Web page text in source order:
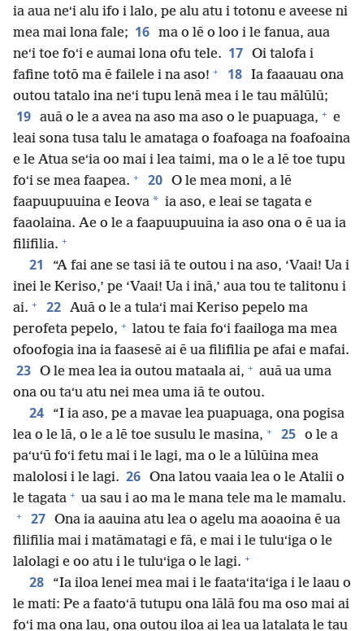
ia aua neʻi alu ifo i lalo, pe alu atu i totonu e aveese ni
mea mai lona fale; 16 ma o lē o loo i le fanua, aua
neʻi toe foʻi e aumai lona ofu tele. 17 Oi talofa i
fafine totō ma ē failele i na aso! + 18 Ia faaauau ona
outou tatalo ina neʻi tupu lenā mea i le tau mālūlū;
19 auā o le a avea na aso ma aso o le puapuaga, + e
leai sona tusa talu le amataga o foafoaga na foafoaina
e le Atua seʻia oo mai i lea taimi, ma o le a lē toe tupu
foʻi se mea faapea. + 20 O le mea moni, a lē
faapuupuuina e Ieova * ia aso, e leai se tagata e
faaolaina. Ae o le a faapuupuuina ia aso ona o ē ua ia
filifilia. +
21
“A fai ane se tasi iā te outou i na aso, ‘Vaai! Ua i
inei le Keriso,’ pe ‘Vaai! Ua i inā,’ aua tou te talitonu i
ai. + 22 Auā o le a tulaʻi mai Keriso pepelo ma
perofeta pepelo, + latou te faia foʻi faailoga ma mea
ofoofogia ina ia faasesē ai ē ua filifilia pe afai e mafai.
23 O le mea lea ia outou mataala ai, + auā ua uma
ona ou taʻu atu nei mea uma iā te outou.
24
“I ia aso, pe a mavae lea puapuaga, ona pogisa
lea o le lā, o le a lē toe susulu le masina, + 25 o le a
paʻuʻū foʻi fetu mai i le lagi, ma o le a lūlūina mea
malolosi i le lagi. 26 Ona latou vaaia lea o le Atalii o
le tagata + ua sau i ao ma le mana tele ma le mamalu.
+ 27 Ona ia aauina atu lea o agelu ma aoaoina ē ua
filifilia mai i matāmatagi e fā, e mai i le tuluʻiga o le
lalolagi e oo atu i le tuluʻiga o le lagi. +
28
“Ia iloa lenei mea mai i le faataʻitaʻiga i le laau o
le mati: Pe a faatoʻā tutupu ona lālā fou ma oso mai ai
foʻi ma ona lau, ona outou iloa ai lea ua latalata le tau